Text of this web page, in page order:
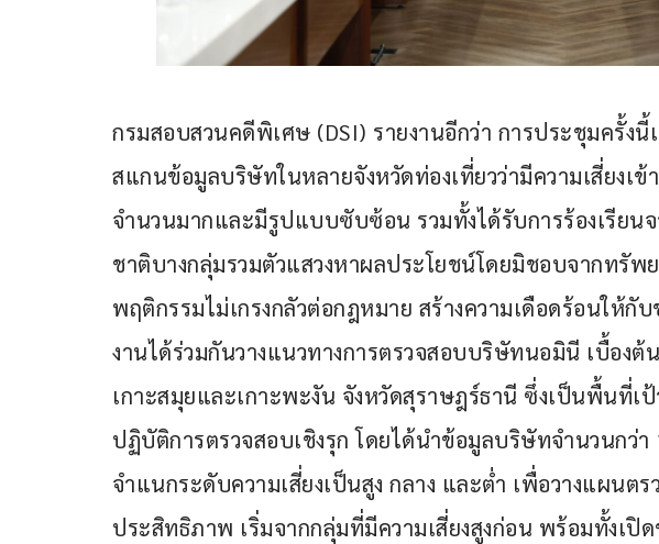
กรมสอบสวนคดีพิเศษ (DSI) รายงานอีกว่า การประชุมครั้งนี้
สแกนข้อมูลบริษัทในหลายจังหวัดท่องเที่ยวว่ามีความเสี่ยงเ
จำนวนมากและมีรูปแบบซับซ้อน รวมทั้งได้รับการร้องเรียน
ชาติบางกลุ่มรวมตัวแสวงหาผลประโยชน์โดยมิชอบจากทรัพ
พฤติกรรมไม่เกรงกลัวต่อกฎหมาย สร้างความเดือดร้อนให้
งานได้ร่วมกันวางแนวทางการตรวจสอบบริษัทนอมินี เบื้องต้
เกาะสมุยและเกาะพะงัน จังหวัดสุราษฎร์ธานี ซึ่งเป็นพื้นที่เ
ปฏิบัติการตรวจสอบเชิงรุก โดยได้นำข้อมูลบริษัทจำนวนกว่
จำแนกระดับความเสี่ยงเป็นสูง กลาง และต่ำ เพื่อวางแผนต
ประสิทธิภาพ เริ่มจากกลุ่มที่มีความเสี่ยงสูงก่อน พร้อมทั้งเปิด